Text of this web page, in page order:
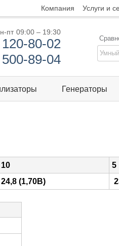
Компания Услуги и
пт 09:00 – 19:30
120-80-02
500-89-04
Генераторы
10 5
24,8 (1,70В)